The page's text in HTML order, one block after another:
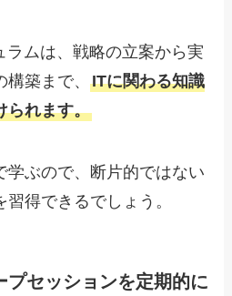
ラムは、戦略の立案から実
構築まで、ITに関わる知識
られます。
学ぶので、断片的ではない
得できるでしょう。
セッションを定期的に